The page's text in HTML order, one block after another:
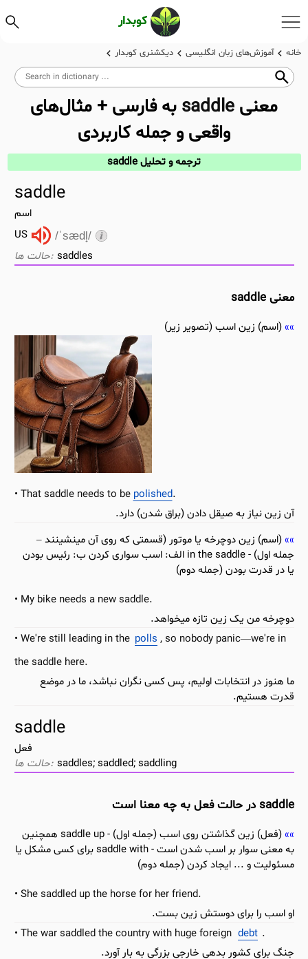
کوبدار
خانه آموزش‌های زبان انگلیسی دیکشنری کوبدار
معنی saddle به فارسی + مثال‌های
واقعی و جمله کاربردی
ترجمه و تحلیل saddle
saddle
اسم
US
/ˈsædl̟/
saddles
معنی saddle
(اسم) زین اسب (تصویر زیر)
That saddle needs to be polished.
آن زین نیاز به صیقل دادن (براق شدن) دارد.
(اسم) زین دوچرخه یا موتور (قسمتی که روی آن مینشینند –
جمله اول) - in the saddle الف: اسب سواری کردن ب: رئیس بودن
یا در قدرت بودن (جمله دوم)
My bike needs a new saddle.
دوچرخه من یک زین تازه میخواهد.
We're still leading in the polls , so nobody panic—we're in
the saddle here.
ما هنوز در انتخابات اولیم، پس کسی نگران نباشد، ما در موضع
قدرت هستیم.
saddle
فعل
saddles; saddled; saddling
saddle در حالت فعل به چه معنا است
(فعل) زین گذاشتن روی اسب (جمله اول) - saddle up همچنین
به معنی سوار بر اسب شدن است - saddle with برای کسی مشکل یا
مسئولیت و ... ایجاد کردن (جمله دوم)
She saddled up the horse for her friend.
او اسب را برای دوستش زین بست.
The war saddled the country with huge foreign debt .
جنگ برای کشور بدهی خارجی بزرگی به بار آورد.